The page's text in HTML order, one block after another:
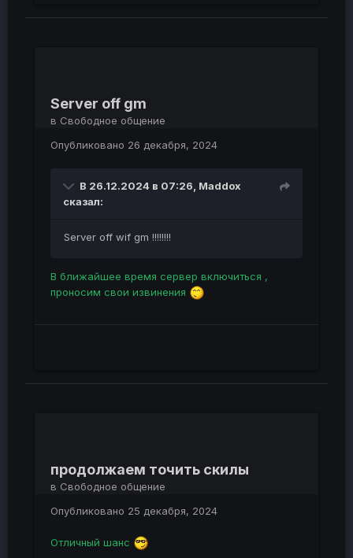
Server off gm
в Свободное общение
Опубликовано 26 декабря, 2024
В 26.12.2024 в 07:26, Maddox
сказал:
Server off wif gm !!!!!!!!
В ближайшее время сервер включиться ,
проносим свои извинения
продолжаем точить скилы
в Свободное общение
Опубликовано 25 декабря, 2024
Отличный шанс